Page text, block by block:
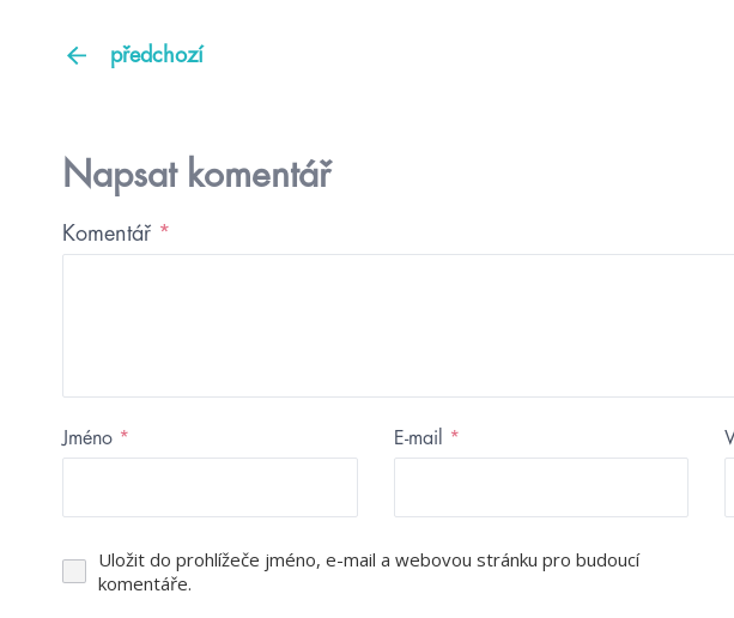
předchozí
Napsat komentář
Komentář *
Jméno * E-mail *
Uložit do prohlížeče jméno, e-mail a webovou stránku pro budoucí
komentáře.